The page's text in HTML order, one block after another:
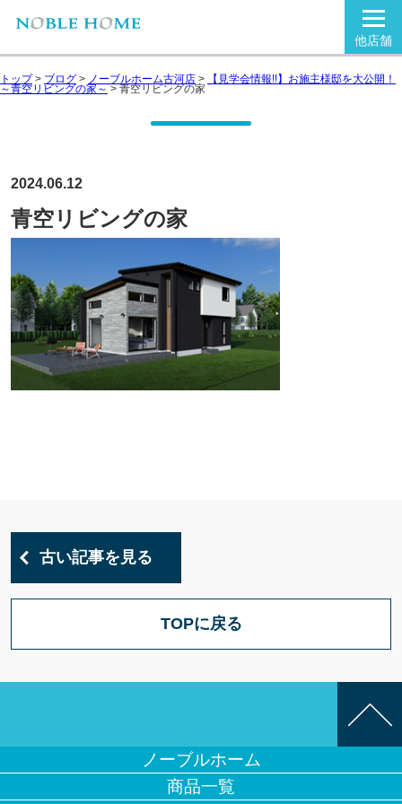
他店舗
トップ> ブログ > ノーブルホーム古河店 > 【見学会情報!!】お施主様邸を大公開！
～青空リビングの家～ > 青空リビングの家
2024.06.12
青空リビングの家
古い記事を見る
TOPに戻る
ノーブルホーム
商品一覧